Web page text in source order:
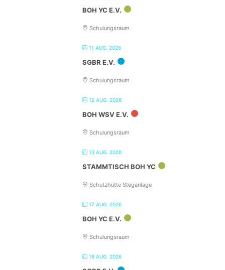
BOH YC E.V.
Schulungsraum
11 AUG. 2026
SGBR E.V.
Schulungsraum
12 AUG. 2026
BOH WSV E.V.
Schulungsraum
13 AUG. 2026
STAMMTISCH BOH YC
Schutzhütte Steganlage
17 AUG. 2026
BOH YC E.V.
Schulungsraum
18 AUG. 2026